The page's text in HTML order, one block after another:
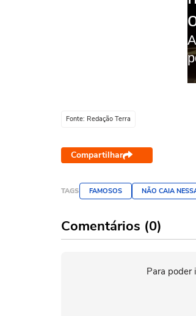
Fonte: Redação Terra
Compartilhar
TAGS FAMOSOS NÃO CAIA
Comentários (0)
Para poder